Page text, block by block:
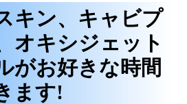
キン、キャビプ
オキシジェット
がお好きな時間
ます!